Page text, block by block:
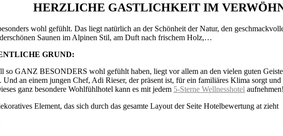
HERZLICHE GASTLICHKEIT IM
wohl gefühlt. Das liegt natürlich an der Schönheit der Natur, den
Saunen im Alpinen Stil, am Duft nach frischem Holz,…
GRUND:
so GANZ BESONDERS wohl gefühlt haben, liegt vor allem an den vielen guten
Und an einem jungen Chef, Adi Rieser, der präsent ist, für ein familiäres Klima sorgt
ganz besondere Wohlfühlhotel kann es mit jedem 5-Sterne Wellnesshotel